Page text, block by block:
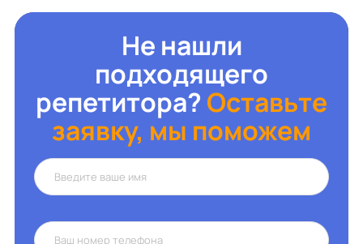
Не нашли
подходящего
репетитора? Оставьте
заявку, мы поможем